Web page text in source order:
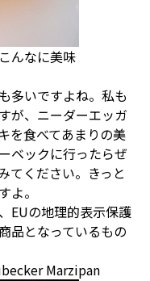
んなに美味
多いですよね。私も
が、ニーダーエッガ
を食べてあまりの美
ベックに行ったらぜ
てください。きっと
よ。
EUの地理的表示保護
品となっているもの
Marzipan